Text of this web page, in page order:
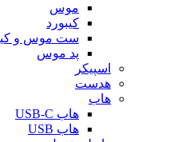
موس
کیبورد
ست موس و
پد موس
اسپیکر
هدست
هاب
هاب USB-C
هاب USB